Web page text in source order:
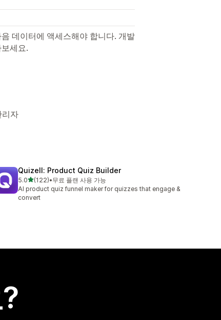
데이터에 액세스해야 합니다. 개발
세요.
리자
Quizell: Product Quiz Builder
5.0별 5개 중
(122)
총 리뷰 122개
•무료 플랜 사용 가능
AI product quiz funnel maker for quizzes that engage &
convert